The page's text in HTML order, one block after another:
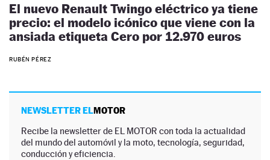
El nuevo Renault Twingo eléctrico ya tiene
precio: el modelo icónico que viene con la
ansiada etiqueta Cero por 12.970 euros
RUBÉN PÉREZ
NEWSLETTER ELMOTOR
Recibe la newsletter de EL MOTOR con toda la actualidad
del mundo del automóvil y la moto, tecnología, seguridad,
conducción y eficiencia.